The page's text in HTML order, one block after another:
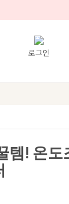
로그인
템! 온도